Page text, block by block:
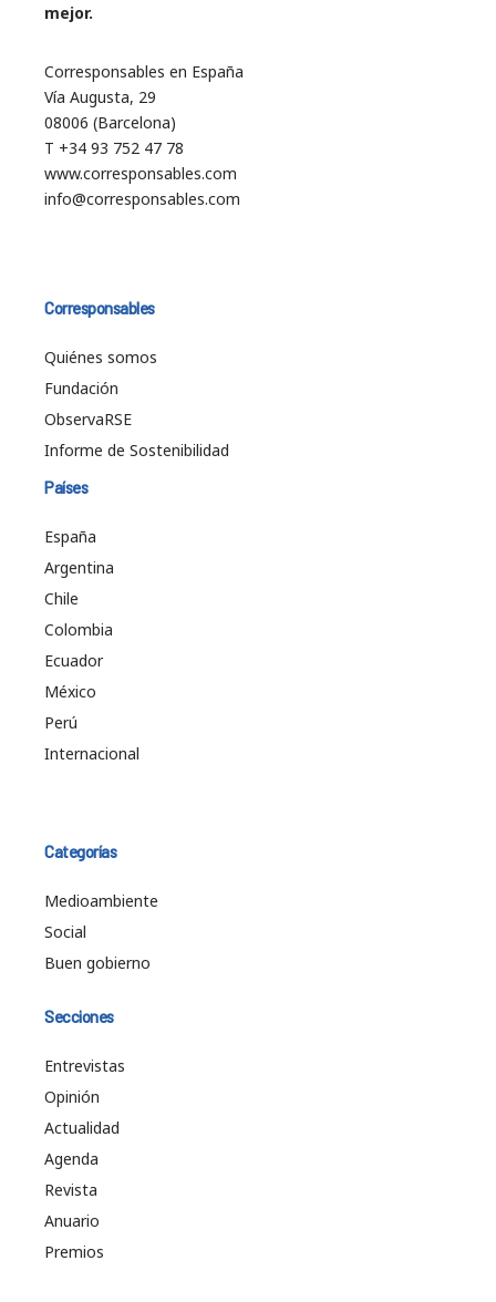
mejor.
Corresponsables en España
Vía Augusta, 29
08006 (Barcelona)
T +34 93 752 47 78
www.corresponsables.com
info@corresponsables.com
Corresponsables
Quiénes somos
Fundación
ObservaRSE
Informe de Sostenibilidad
Países
España
Argentina
Chile
Colombia
Ecuador
México
Perú
Internacional
Categorías
Medioambiente
Social
Buen gobierno
Secciones
Entrevistas
Opinión
Actualidad
Agenda
Revista
Anuario
Premios